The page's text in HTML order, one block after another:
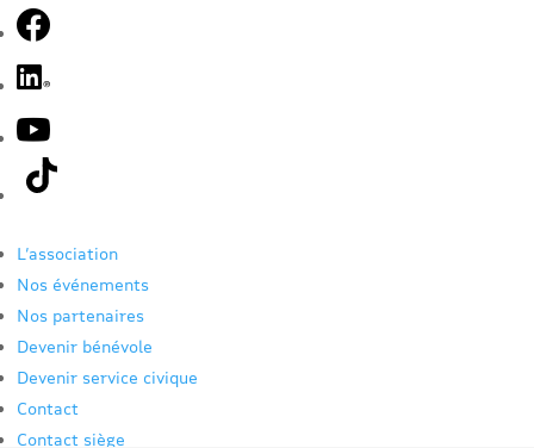
L’association
Nos événements
Nos partenaires
Devenir bénévole
Devenir service civique
Contact
Contact siège